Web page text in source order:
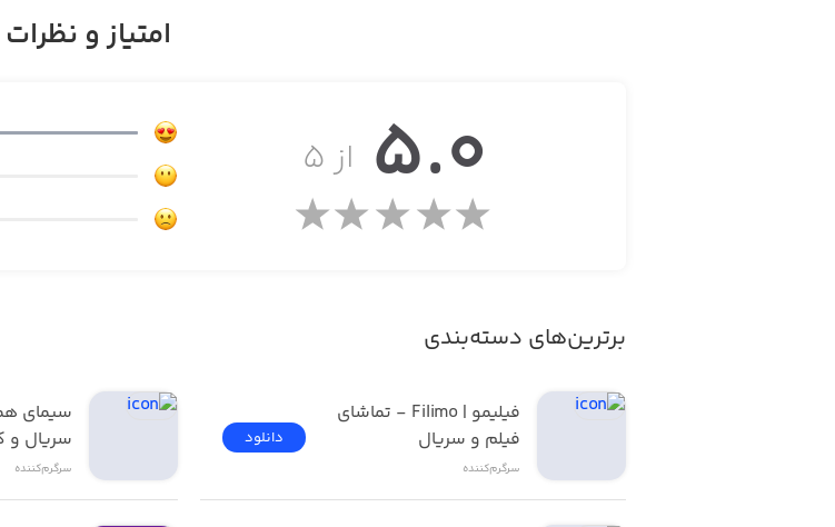
دانلود کنید و لذت ببرید تمامی مکان های معرفی شده در این برنامه دارای تصویر
امتیاز و نظرات
از ۵ 5.0
برترین‌های دسته‌بندی
فیلم و سریال
سرگرم‌کننده
دانلود
سریال و
سرگرم‌کننده